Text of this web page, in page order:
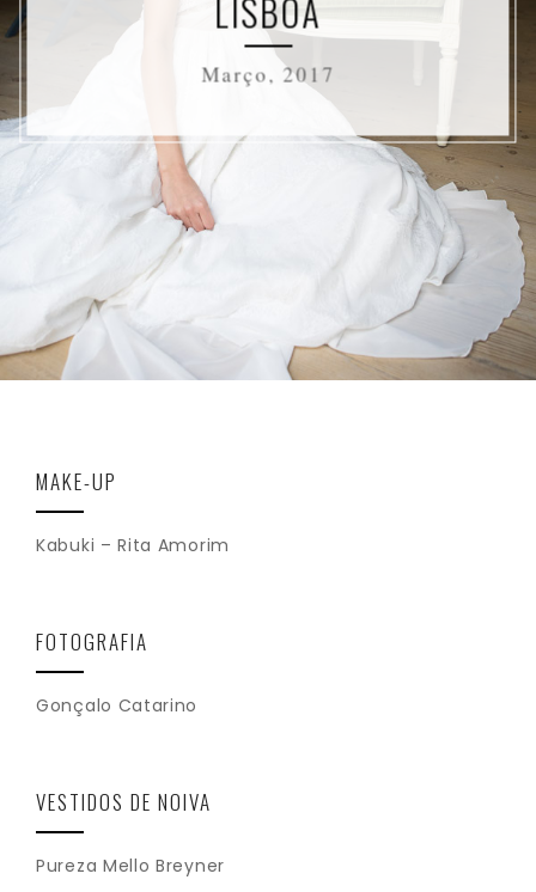
LISBOA
Março, 2017
MAKE-UP
Kabuki – Rita Amorim
FOTOGRAFIA
Gonçalo Catarino
VESTIDOS DE NOIVA
Pureza Mello Breyner